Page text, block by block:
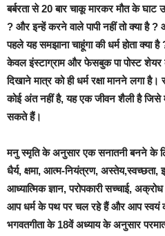
बर्बरता से 20 बार चाकू मारकर मौत के घाट
? और इन्हें करने वाले पापी नहीं तो क्या है
पहले यह समझाना चाहूंगा की धर्म होता क्या
केवल इंस्टाग्राम और फेसबुक पा पोस्ट
दिखाने मात्र को ही धर्म रक्षा मानने लगा
कोई अंत नहीं है, यह एक जीवन शैली है
सकते हैं।
मनु स्मृति के अनुसार एक सनातनी बनने के
धैर्य, क्षमा, आत्म-नियंत्रण, अस्तेय,स्वच्छता,
आध्यात्मिक ज्ञान, परोपकारी सच्चाई,
आप धर्म के पथ पर चल रहे हैं और आप स्वयं
भगवतगीता के 18वें अध्याय के अनुसार